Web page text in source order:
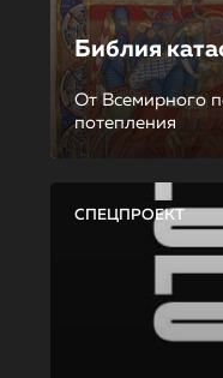
Библия
От Всемирного
потепления
СПЕЦПРОЕКТ